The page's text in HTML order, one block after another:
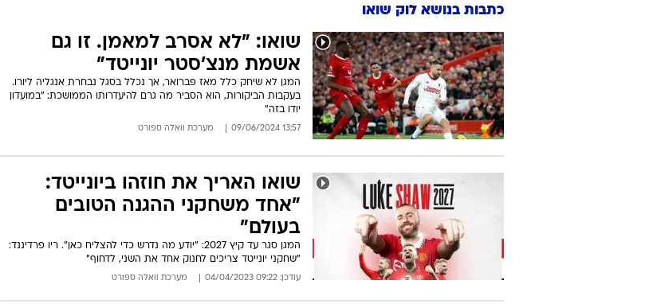
כתבות בנושא לוק שואו
שואו: "לא אסרב למאמן. זו גם
אשמת מנצ'סטר יונייטד"
המגן לא שיחק כלל מאז פברואר, אך נכלל בסגל נבחרת אנגליה ליורו.
בעקבות הביקורות, הוא הסביר מה גרם להיעדרותו הממושכת: "במועדון
יודו בזה"
13:57 09/06/2024 מערכת וואלה ספורט
שואו האריך את חוזהו ביונייטד:
"אחד משחקני ההגנה הטובים
בעולם"
המגן סגר עד קיץ 2027: "יודע מה נדרש כדי להצליח כאן". ריו פרדיננד:
"שחקני יונייטד צריכים לחנוק אחד את השני, לדחוף"
עודכן: 09:22 04/04/2023 מערכת וואלה ספורט